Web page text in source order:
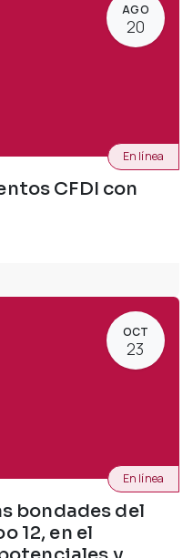
AGO
20
CFDI con
En línea
OCT
23
bondades del
12, en el
En línea